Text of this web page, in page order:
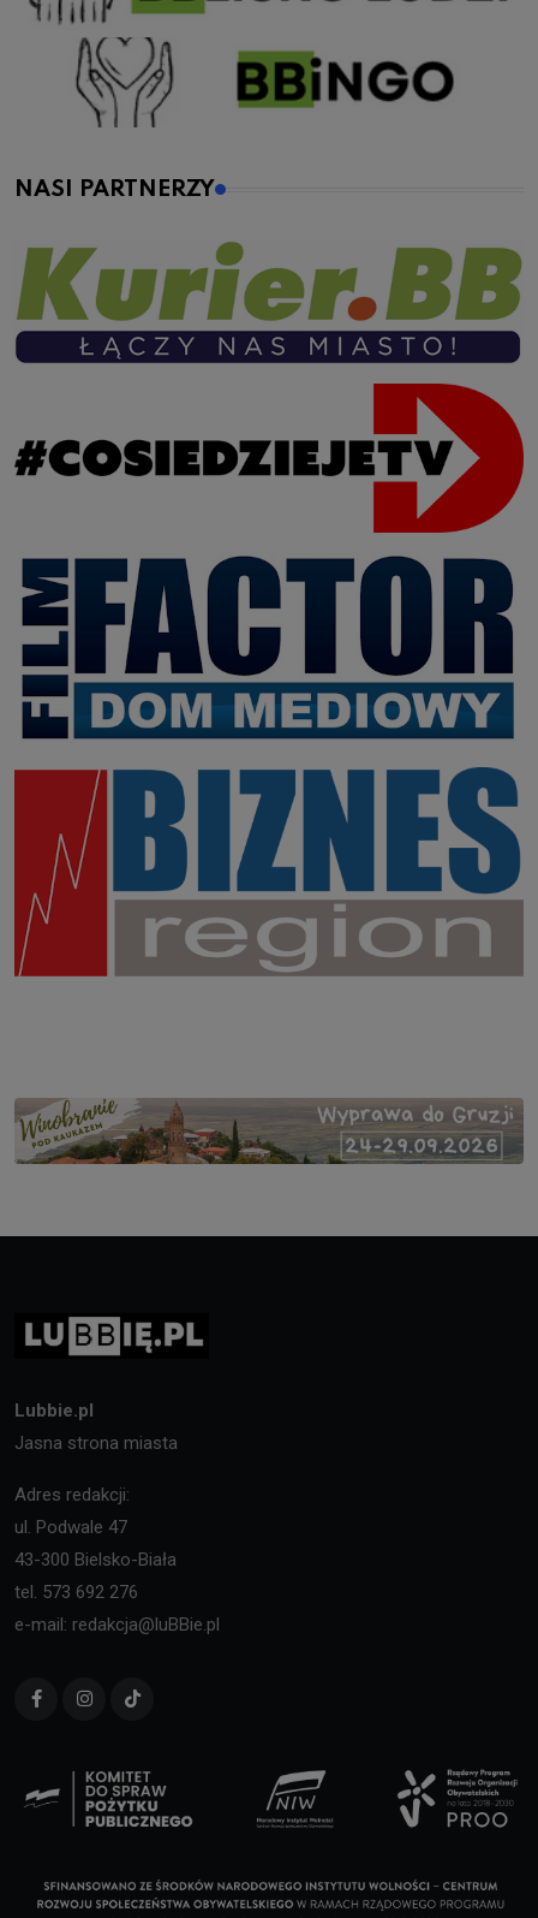
NASI PARTNERZY
Lubbie.pl
Jasna strona miasta
Adres redakcji:
ul. Podwale 47
43-300 Bielsko-Biała
tel. 573 692 276
e-mail: redakcja@luBBie.pl